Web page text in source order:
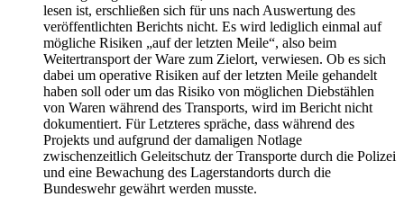
lesen ist, erschließen sich für uns nach Auswertung des
veröffentlichten Berichts nicht. Es wird lediglich einmal auf
mögliche Risiken „auf der letzten Meile“, also beim
Weitertransport der Ware zum Zielort, verwiesen. Ob es sich
dabei um operative Risiken auf der letzten Meile gehandelt
haben soll oder um das Risiko von möglichen Diebstählen
von Waren während des Transports, wird im Bericht nicht
dokumentiert. Für Letzteres spräche, dass während des
Projekts und aufgrund der damaligen Notlage
zwischenzeitlich Geleitschutz der Transporte durch die Polizei
und eine Bewachung des Lagerstandorts durch die
Bundeswehr gewährt werden musste.